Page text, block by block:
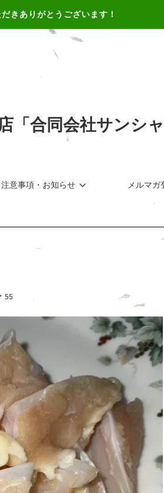
きありがとうございます！
「合同会社サンシ
注意事項・お知らせ メルマガ
55